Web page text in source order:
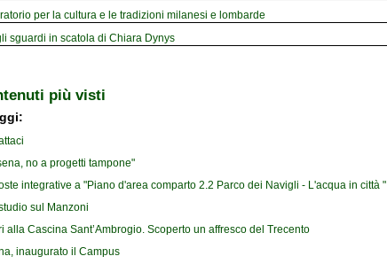
per la cultura e le tradizioni milanesi e lombarde
sguardi in scatola di Chiara Dynys
più visti
no a progetti tampone"
integrative a "Piano d'area comparto 2.2 Parco dei Navigli - L'acqua in città "
sul Manzoni
alla Cascina Sant’Ambrogio. Scoperto un affresco del Trecento
inaugurato il Campus